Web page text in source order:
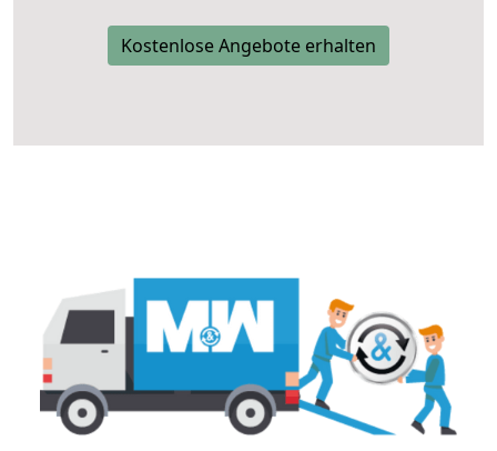
Kostenlose Angebote erhalten